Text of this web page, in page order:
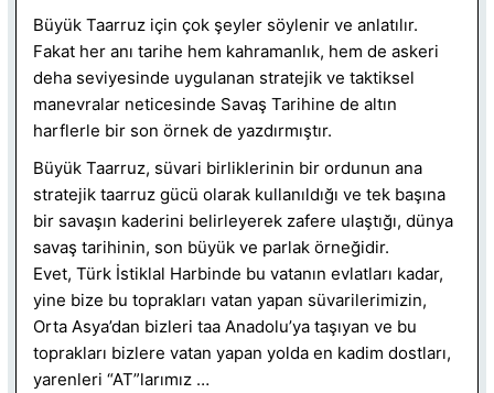
Büyük Taarruz için çok şeyler söylenir ve anlatılır.
Fakat her anı tarihe hem kahramanlık, hem de askeri
deha seviyesinde uygulanan stratejik ve taktiksel
manevralar neticesinde Savaş Tarihine de altın
harflerle bir son örnek de yazdırmıştır.
Büyük Taarruz, süvari birliklerinin bir ordunun ana
stratejik taarruz gücü olarak kullanıldığı ve tek başına
bir savaşın kaderini belirleyerek zafere ulaştığı, dünya
savaş tarihinin, son büyük ve parlak örneğidir.
Evet, Türk İstiklal Harbinde bu vatanın evlatları kadar,
yine bize bu toprakları vatan yapan süvarilerimizin,
Orta Asya’dan bizleri taa Anadolu’ya taşıyan ve bu
toprakları bizlere vatan yapan yolda en kadim dostları,
yarenleri “AT”larımız …